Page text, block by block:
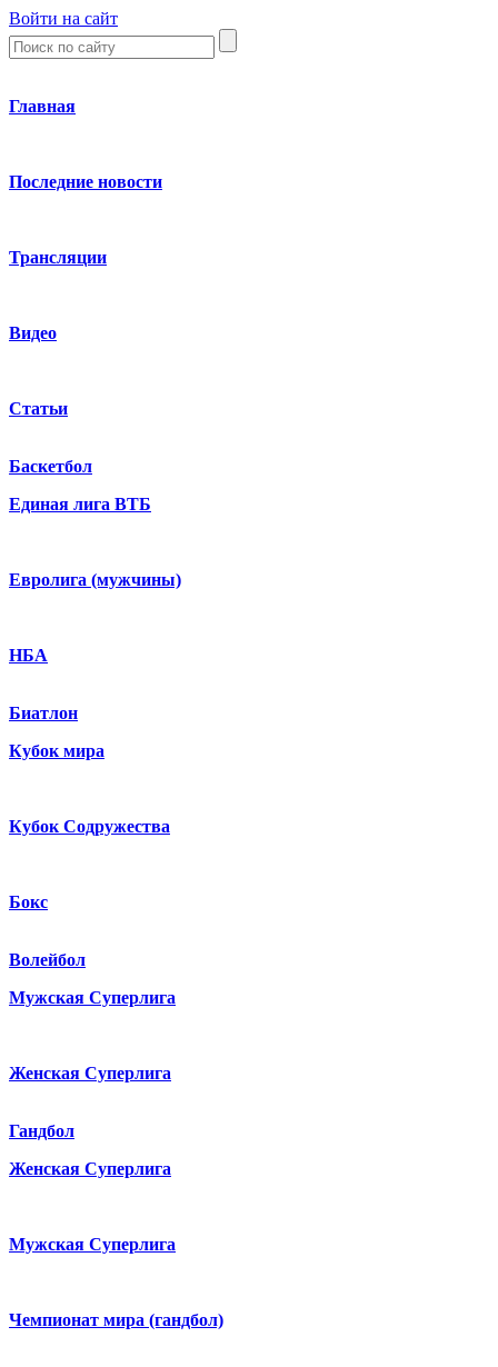
Войти на сайт
Главная
Последние новости
Трансляции
Видео
Статьи
Баскетбол
Единая лига ВТБ
Евролига (мужчины)
НБА
Биатлон
Кубок мира
Кубок Содружества
Бокс
Волейбол
Мужская Суперлига
Женская Суперлига
Гандбол
Женская Суперлига
Мужская Суперлига
Чемпионат мира (гандбол)